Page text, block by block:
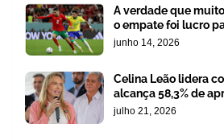
A verdade que
o empate foi lucro
junho 14, 2026
Celina Leão lidera
alcança 58,3% de
julho 21, 2026